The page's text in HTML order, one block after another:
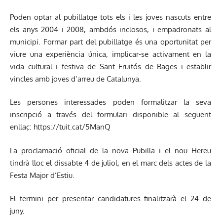
Poden optar al pubillatge tots els i les joves nascuts entre
els anys 2004 i 2008, ambdós inclosos, i empadronats al
municipi. Formar part del pubillatge és una oportunitat per
viure una experiència única, implicar-se activament en la
vida cultural i festiva de Sant Fruitós de Bages i establir
vincles amb joves d’arreu de Catalunya.
Les persones interessades poden formalitzar la seva
inscripció a través del formulari disponible al següent
enllaç: https://tuit.cat/5ManQ
La proclamació oficial de la nova Pubilla i el nou Hereu
tindrà lloc el dissabte 4 de juliol, en el marc dels actes de la
Festa Major d’Estiu.
El termini per presentar candidatures finalitzarà el 24 de
juny.